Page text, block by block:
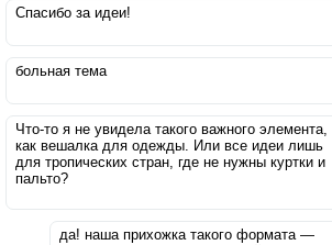
Спасибо за идеи!
больная тема
Что-то я не увидела такого важного элемента,
как вешалка для одежды. Или все идеи лишь
для тропических стран, где не нужны куртки и
пальто?
да! наша прихожка такого формата —